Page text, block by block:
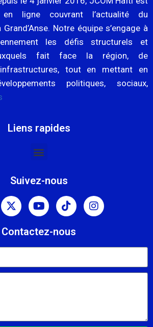
ligne couvrant l’actualité du
Notre équipe s’engage à
les défis structurels et
fait face la région, de
infrastructures, tout en mettant en
politiques, sociaux,
Liens rapides
Suivez-nous
Contactez-nous